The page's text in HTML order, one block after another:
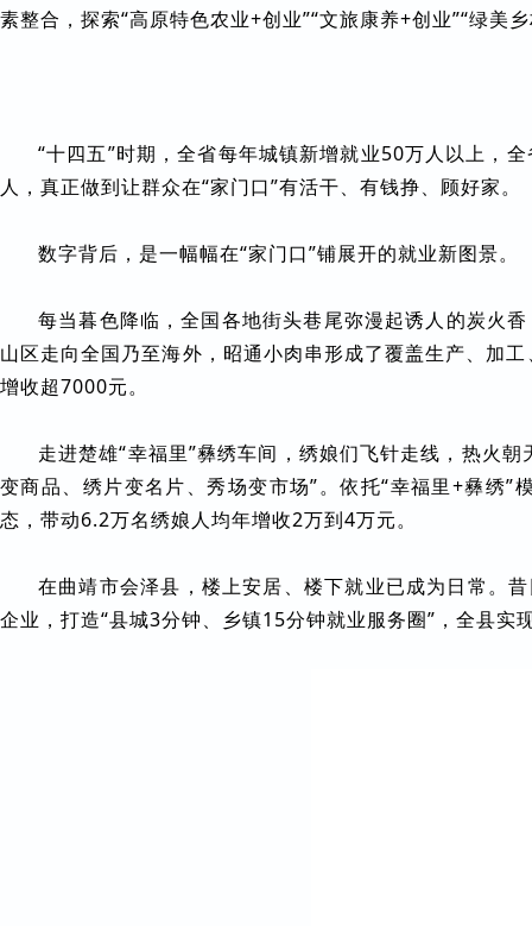
素整合，探索“高原特色农业+创业”“文旅康养+创业”“绿
“十四五”时期，全省每年城镇新增就业50万人以上，
人，真正做到让群众在“家门口”有活干、有钱挣、顾好家。
数字背后，是一幅幅在“家门口”铺展开的就业新图景。
每当暮色降临，全国各地街头巷尾弥漫起诱人的炭火
山区走向全国乃至海外，昭通小肉串形成了覆盖生产、加
增收超7000元。
走进楚雄“幸福里”彝绣车间，绣娘们飞针走线，热火
变商品、绣片变名片、秀场变市场”。依托“幸福里+彝绣
态，带动6.2万名绣娘人均年增收2万到4万元。
在曲靖市会泽县，楼上安居、楼下就业已成为日常。
企业，打造“县城3分钟、乡镇15分钟就业服务圈”，全县实